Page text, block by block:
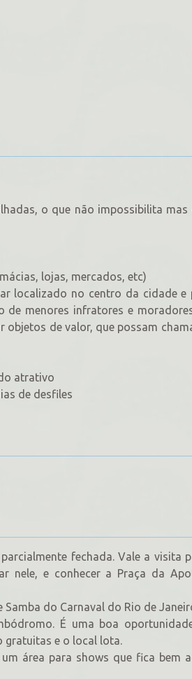
o que não impossibilita
lojas, mercados, etc)
localizado no centro da cidade e
de menores infratores e
de valor, que possam
atrativo
de desfiles
fechada. Vale a visita
nele, e conhecer a Praça da
do Carnaval do Rio de
É uma boa
gratuitas e o local lota.
área para shows que fica bem